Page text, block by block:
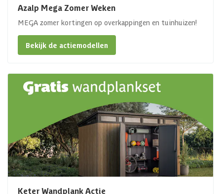
Azalp Mega Zomer Weken
MEGA zomer kortingen op overkappingen en tuinhuizen!
Bekijk de actiemodellen
Keter Wandplank Actie